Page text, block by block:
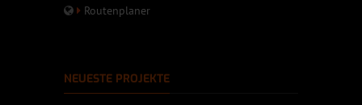
Routenplaner
NEUESTE PROJEKTE